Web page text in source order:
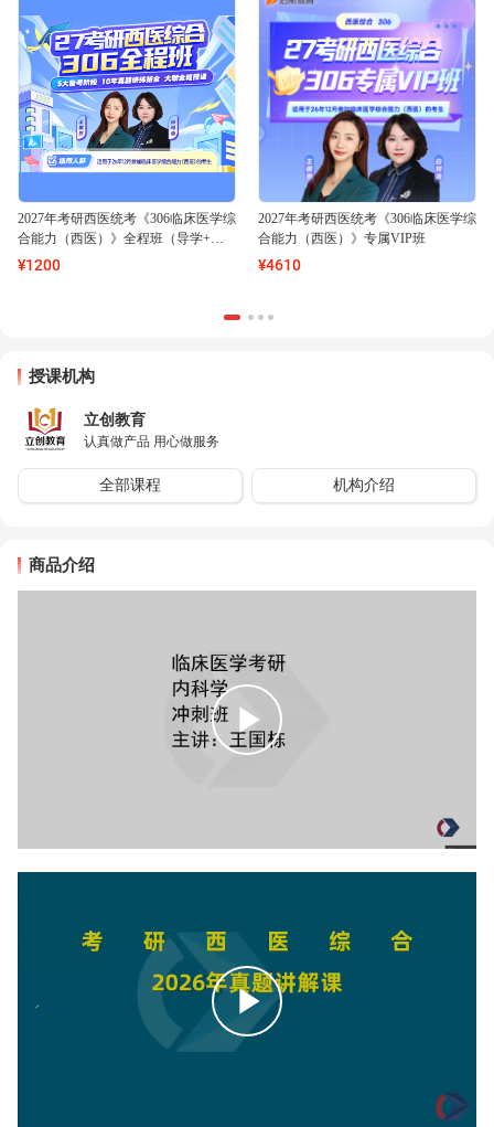
2027年考研西医统考《306临床医学综
合能力（西医）》全程班（导学+基
础+强化+冲刺）【普班】
¥1200
2027年考研西医统考《306临床医学综
合能力（西医）》专属VIP班
¥4610
授课机构
立创教育
认真做产品 用心做服务
全部课程 机构介绍
商品介绍
点
播
点